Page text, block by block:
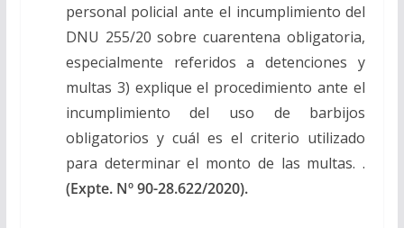
personal policial ante el incumplimiento del
DNU 255/20 sobre cuarentena obligatoria,
especialmente referidos a detenciones y
multas 3) explique el procedimiento ante el
incumplimiento del uso de barbijos
obligatorios y cuál es el criterio utilizado
para determinar el monto de las multas. .
(Expte. Nº 90-28.622/2020).